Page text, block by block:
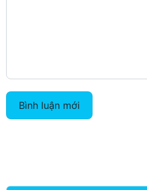
Bình luận mới